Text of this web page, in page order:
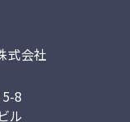
会社
8
ル